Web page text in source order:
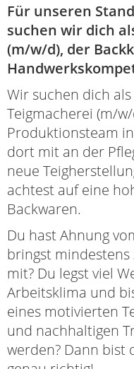
Für unseren
suchen wir dich
(m/w/d), der
Wir suchen dich
Teigmacherei (m/
Produktionsteam
dort mit an der
neue
achtest auf eine
Backwaren.
Du hast Ahnung
bringst mindestens
mit? Du legst viel
Arbeitsklima und
eines motivierten
und nachhaltigen
werden? Dann bist